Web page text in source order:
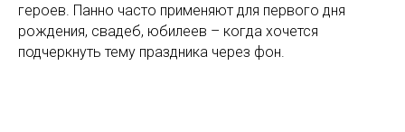
героев. Панно часто применяют для первого дня
рождения, свадеб, юбилеев – когда хочется
подчеркнуть тему праздника через фон.